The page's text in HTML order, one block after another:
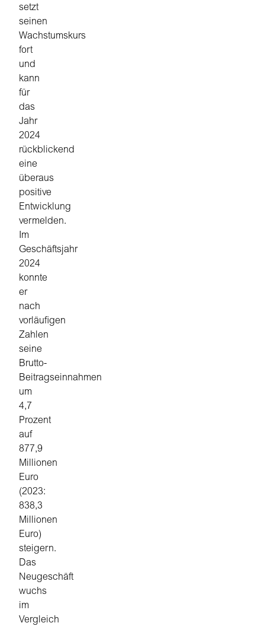
setzt
seinen
Wachstumskurs
fort
und
kann
für
das
Jahr
2024
rückblickend
eine
überaus
positive
Entwicklung
vermelden.
Im
Geschäftsjahr
2024
konnte
er
nach
vorläufigen
Zahlen
seine
Brutto-
Beitragseinnahmen
um
4,7
Prozent
auf
877,9
Millionen
Euro
(2023:
838,3
Millionen
Euro)
steigern.
Das
Neugeschäft
wuchs
im
Vergleich